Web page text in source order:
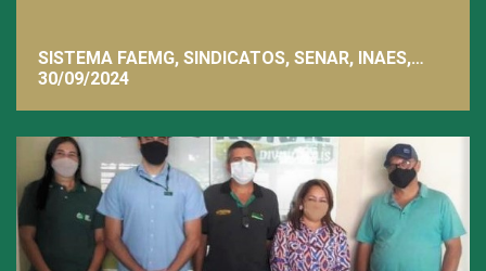
SISTEMA FAEMG, SINDICATOS, SENAR, INAES,
FAEMG
30/09/2024